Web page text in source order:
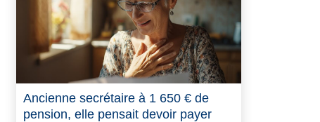
Ancienne secrétaire à 1 650 € de
pension, elle pensait devoir payer